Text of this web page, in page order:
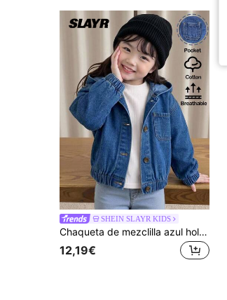
SHEIN SLAYR KIDS
Chaqueta de mezclilla azul holgada con capucha básica casual para niña pequeña en otoño/invierno, ropa de regreso a la escuela para niñas, chaqueta para niños pequeños, chaqueta cálida
12,19€